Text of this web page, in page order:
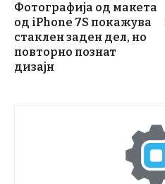
Фотографија од макета
од iPhone 7S покажува
стаклен заден дел, но
повторно познат
дизајн